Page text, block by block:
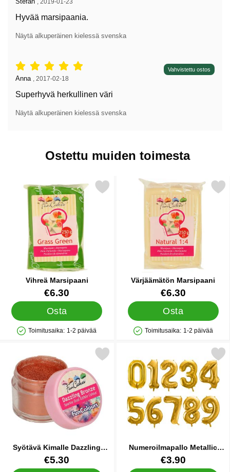
2019-01-23
Hyvää marsipaania.
Näytä alkuperäinen kielessä svenska
Arvostelu: 5 tähdet / 5, Vahvistettu ostos
Arvostelun kirjoittaja:
Anna 2017-02-18
Superhyvä herkullinen väri
Näytä alkuperäinen kielessä svenska
Ostettu muiden toimesta
Vihreä Marsipaani
Tuote.nro 12145
€6.30
Osta
Saatavuus: Varastossa
Toimitusaika: 1-2 päivää
Merkitse vihreä Marsipaani suosikiksi
Värjäämätön Marsipaani
Tuote.nro 12150
€6.30
Osta
Saatavuus: Varastossa
Toimitusaika: 1-2 päivää
Merkitse värjäämätön
Syötävä Kimalle Dazzling
Bronze
Tuote.nro 14897
€5.30
Merkitse syötävä Kimalle Dazzling Bronze suosikiksi
Numeroilmapallo Metallic
Kulta 4
Tuote.nro 41776
€3.90
Merkitse numeroilmapallo